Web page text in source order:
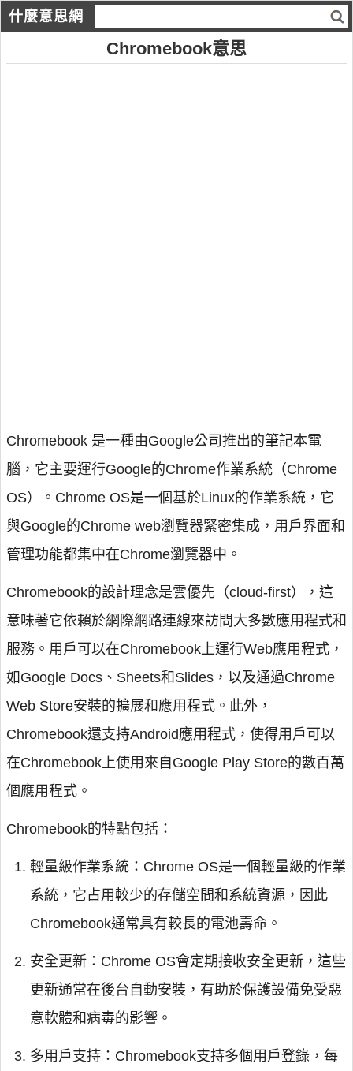
什麼意思網
Chromebook意思
Chromebook 是一種由Google公司推出的筆記本電
腦，它主要運行Google的Chrome作業系統（Chrome
OS）。Chrome OS是一個基於Linux的作業系統，它
與Google的Chrome web瀏覽器緊密集成，用戶界面和
管理功能都集中在Chrome瀏覽器中。
Chromebook的設計理念是雲優先（cloud-first），這
意味著它依賴於網際網路連線來訪問大多數應用程式和
服務。用戶可以在Chromebook上運行Web應用程式，
如Google Docs、Sheets和Slides，以及通過Chrome
Web Store安裝的擴展和應用程式。此外，
Chromebook還支持Android應用程式，使得用戶可以
在Chromebook上使用來自Google Play Store的數百萬
個應用程式。
Chromebook的特點包括：
輕量級作業系統：Chrome OS是一個輕量級的作業
系統，它占用較少的存儲空間和系統資源，因此
Chromebook通常具有較長的電池壽命。
安全更新：Chrome OS會定期接收安全更新，這些
更新通常在後台自動安裝，有助於保護設備免受惡
意軟體和病毒的影響。
多用戶支持：Chromebook支持多個用戶登錄，每